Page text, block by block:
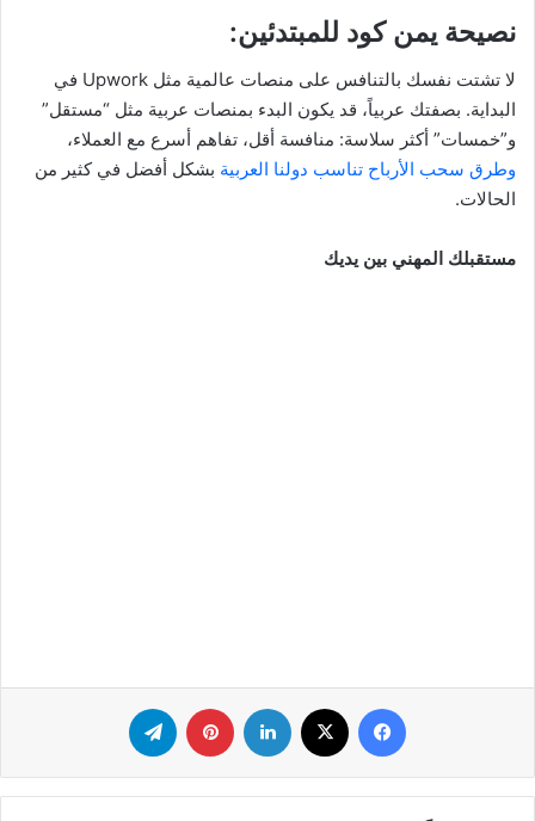
نصيحة يمن كود للمبتدئين:
لا تشتت نفسك بالتنافس على منصات عالمية مثل Upwork في
البداية. بصفتك عربياً، قد يكون البدء بمنصات عربية مثل “مستقل”
و”خمسات” أكثر سلاسة: منافسة أقل، تفاهم أسرع مع العملاء،
وطرق سحب الأرباح تناسب دولنا العربية بشكل أفضل في كثير من
الحالات.
مستقبلك المهني بين يديك